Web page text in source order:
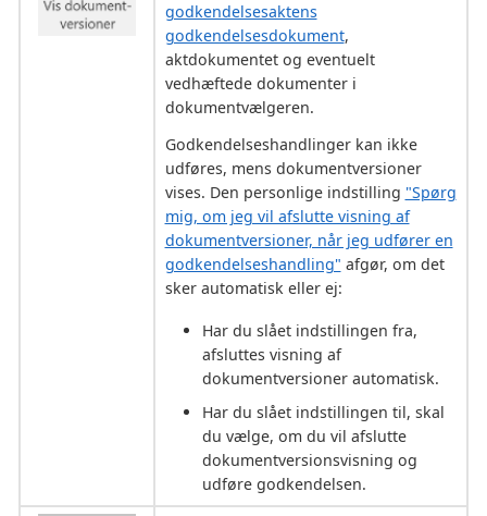
godkendelsesaktens
godkendelsesdokument,
aktdokumentet og eventuelt
vedhæftede dokumenter i
dokumentvælgeren.
Godkendelseshandlinger kan ikke
udføres, mens dokumentversioner
vises. Den personlige indstilling "Spørg
mig, om jeg vil afslutte visning af
dokumentversioner, når jeg udfører en
godkendelseshandling" afgør, om det
sker automatisk eller ej:
Har du slået indstillingen fra,
afsluttes visning af
dokumentversioner automatisk.
Har du slået indstillingen til, skal
du vælge, om du vil afslutte
dokumentversionsvisning og
udføre godkendelsen.